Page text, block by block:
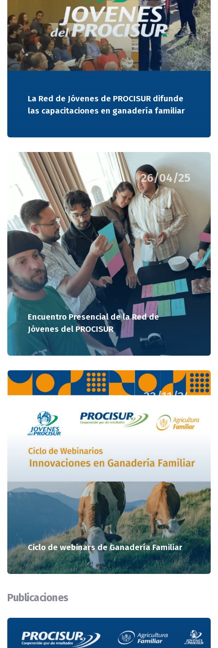
La Red de Jóvenes de PROCISUR difunde
las capacitaciones en ganadería familiar
26/04/25
Encuentro Presencial de la Red de
Jóvenes del PROCISUR
22/11/24
Ciclo de webinars de Ganadería Familiar
Publicaciones